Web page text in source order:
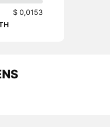
$ 0,0153